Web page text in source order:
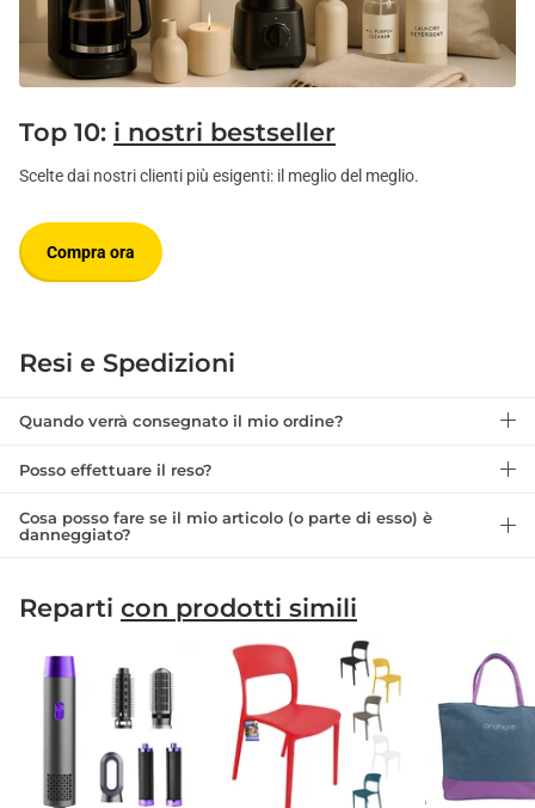
Top 10: i nostri bestseller
Scelte dai nostri clienti più esigenti: il meglio del meglio.
Compra ora
Resi e Spedizioni
Quando verrà consegnato il mio ordine?
Posso effettuare il reso?
Cosa posso fare se il mio articolo (o parte di esso) è
danneggiato?
Reparti con prodotti simili